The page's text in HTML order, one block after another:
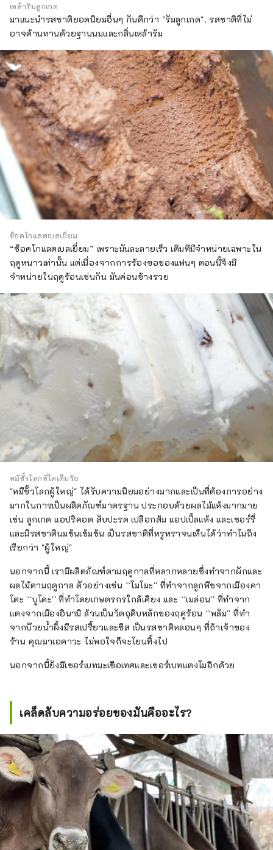
เหล้ารัมลูกเกด
มาแนะนำรสชาติยอดนิยมอื่นๆ กันดีกว่า "รัมลูกเกด". รสชาติที่ไม่
อาจต้านทานด้วยฐานนมและกลิ่นเหล้ารัม
ช็อคโกแลตเบลเยี่ยม
“ช็อคโกแลตเบลเยี่ยม” เพราะมันละลายเร็ว เดิมทีมีจำหน่ายเฉพาะใน
ฤดูหนาวเท่านั้น แต่เนื่องจากการร้องขอของแฟนๆ ตอนนี้จึงมี
จำหน่ายในฤดูร้อนเช่นกัน มันค่อนข้างรวย
หมีขั้วโลกที่โตเต็มวัย
"หมีขั้วโลกผู้ใหญ่" ได้รับความนิยมอย่างมากและเป็นที่ต้องการอย่าง
มากในการเป็นผลิตภัณฑ์มาตรฐาน ประกอบด้วยผลไม้แห้งมากมาย
เช่น ลูกเกด แอปริคอต สับปะรด เปลือกส้ม แอปเปิ้ลแห้ง และเชอร์รี่
และมีรสชาตินมข้นเข้มข้น เป็นรสชาติที่หรูหราจนเห็นได้ว่าทำไมถึง
เรียกว่า "ผู้ใหญ่"
นอกจากนี้ เรามีผลิตภัณฑ์ตามฤดูกาลที่หลากหลายซึ่งทำจากผักและ
ผลไม้ตามฤดูกาล ตัวอย่างเช่น ``โมโมะ'' ที่ทำจากลูกพีชจากเมืองคา
โตะ ``บูโดะ'' ที่ทำโดยเกษตรกรใกล้เคียง และ ``เมล่อน'' ที่ทำจาก
แตงจากเมืองอินามิ ล้วนเป็นวัตถุดิบหลักของฤดูร้อน ``พลัม'' ที่ทำ
จากบ๊วยน้ำผึ้งมีรสเปรี้ยวและชีส เป็นรสชาติหลอนๆ ที่ถ้าเจ้าของ
ร้าน คุณมาเอคาวะ ไม่พอใจก็จะโยนทิ้งไป
นอกจากนี้ยังมีเชอร์เบทมะเขือเทศและเชอร์เบทแตงโมอีกด้วย
เคล็ดลับความอร่อยของมันคืออะไร?